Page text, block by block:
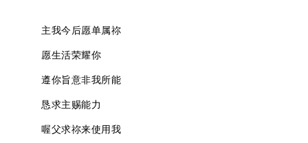
主我今后愿单属祢
愿生活荣耀你
遵你旨意非我所能
恳求主赐能力
喔父求祢来使用我